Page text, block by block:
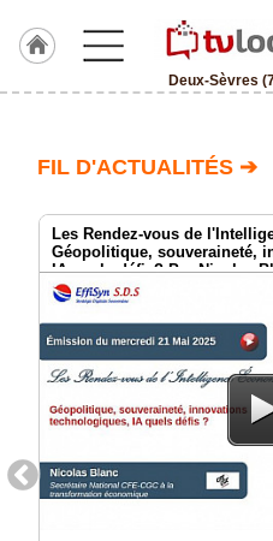
Deux-Sèvres
Deux-
Sèvres
TvLocale
France
Accueil
RUBRIQUES
Agenda
FIL D'ACTUALITÉS ➔
Les Rendez-vous de
Géopolitique, souveraineté,
IA quels défis? Par Nicolas